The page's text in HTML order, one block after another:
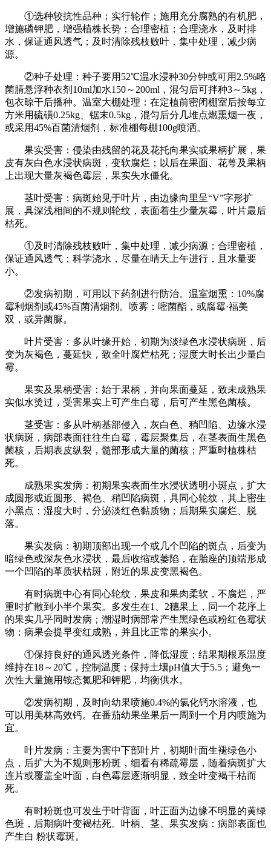
①选种较抗性品种；实行轮作；施用充分腐熟的有机肥，
增施磷钾肥，增强植株长势；合理密植；合理浇水，及时排
水，保证通风透气；及时清除残枝败叶，集中处理，减少病
源。
②种子处理：种子要用52℃温水浸种30分钟或可用2.5%咯
菌腈悬浮种衣剂10ml加水150～200ml，混匀后可拌种3～5kg，
包衣晾干后播种。温室大棚处理：在定植前密闭棚室后按每立
方米用硫磺0.25kg、锯末0.5kg，混匀后分几堆点燃熏烟一夜，
或采用45%百菌清烟剂，标准棚每棚100g喷洒。
果实受害：侵染由残留的花及花托向果实或果柄扩展，果
皮有灰白色水浸状病斑，变软腐烂；以后在果面、花萼及果柄
上出现大量灰褐色霉层，果实失水僵化。
茎叶受害：病斑始见于叶片，由边缘向里呈“V”字形扩
展，具深浅相间的不规则轮纹，表面着生少量灰霉，叶片最后
枯死。
①及时清除残枝败叶，集中处理，减少病源；合理密植，
保证通风透气；科学浇水，尽量在晴天上午进行，且水量要
小。
②发病初期，可用以下药剂进行防治。温室烟熏：10%腐
霉利烟剂或45%百菌清烟剂。喷雾：嘧菌酯，或腐霉·福美
双，或异菌脲。
叶片受害：多从叶缘开始，初期为淡绿色水浸状病斑，后
变为灰褐色，蔓延快，致全叶腐烂枯死；湿度大时长出少量白
霉。
果实及果柄受害：始于果柄，并向果面蔓延，致未成熟果
实似水烫过，受害果实上可产生白霉，后可产生黑色菌核。
茎受害：多从叶柄基部侵入，灰白色、稍凹陷、边缘水浸
状病斑，病部表面往往生白霉，霉层聚集后，在茎表面生黑色
菌核，后期表皮纵裂，髓部形成大量的菌核；严重时植株枯
死。
成熟果实发病：初期果实表面生水浸状透明小斑点，扩大
成圆形或近圆形、褐色、稍凹陷病斑，具同心轮纹，其上密生
小黑点；湿度大时，分泌淡红色黏质物；后期果实腐烂、脱
落。
果实发病：初期顶部出现一个或几个凹陷的斑点，后变为
暗绿色或深灰色水浸状，最后收缩或萎陷，在胎座的顶端形成
一个凹陷的革质状枯斑，附近的果皮变黑褐色。
有时病斑中心有同心轮纹，果皮和果肉柔软，不腐烂，严
重时扩散到小半个果实。多发生在1、2穗果上，同一个花序上
的果实几乎同时发病；潮湿时病部常产生黑绿色或粉红色霉状
物；病果会提早变红成熟，并且比正常的果实小。
①保持良好的通风透光条件，降低湿度；结果期根系温度
维持在18～20℃，控制温度；保持土壤pH值大于5.5；避免一
次性大量施用铵态氮肥和钾肥，均衡供水。
②发病初期，及时向幼果喷施0.4%的氯化钙水溶液，也
可以用美林高效钙。在番茄幼果坐果后一周到一个月内喷施为
宜。
叶片发病：主要为害中下部叶片，初期叶面生褪绿色小
点，后扩大为不规则形粉斑，细看有稀疏霉层，随着病斑扩大
连片或覆盖全叶面，白色霉层逐渐明显，致全叶变褐干枯而
死。
有时粉斑也可发生于叶背面，叶正面为边缘不明显的黄绿
色斑，后期病叶变褐枯死。叶柄、茎、果实发病：病部表面也
产生白 粉状霉斑。